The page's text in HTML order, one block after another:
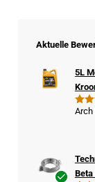
Aktuelle
5L
Arch
Beta